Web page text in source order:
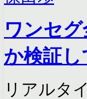
ワンセ
か検証
リアルタ